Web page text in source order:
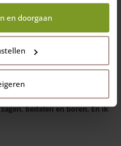
en doorgaan
ik 4 kastanje palen die tot 8
bezig om daar een echt
te bouwen, waarvoor twee
nodig zijn. Die knoppen gaan
net als hobby mee
of frees, alles is in
beitelen en boren. En ik